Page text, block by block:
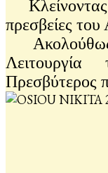
πρεσβείες
Λειτουργία
Πρεσβύτερος